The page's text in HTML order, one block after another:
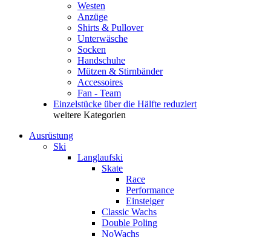
Westen
Anzüge
Shirts & Pullover
Unterwäsche
Socken
Handschuhe
Mützen & Stirnbänder
Accessoires
Fan - Team
Einzelstücke über die Hälfte reduziert
weitere Kategorien
Ausrüstung
Ski
Langlaufski
Skate
Race
Performance
Einsteiger
Classic Wachs
Double Poling
NoWachs